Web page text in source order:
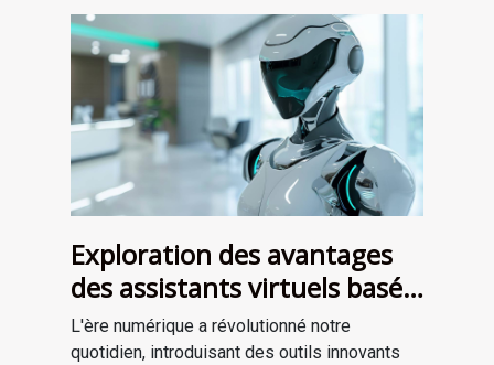
Exploration des avantages
des assistants virtuels basés
sur l'IA
L'ère numérique a révolutionné notre
quotidien, introduisant des outils innovants